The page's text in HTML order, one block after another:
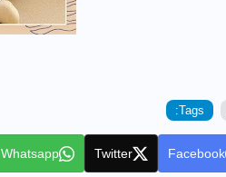
Tags:
Facebook
Twitter
Whatsapp